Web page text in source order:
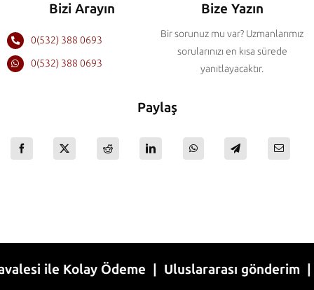
Bizi Arayın
0(532) 388 0693
0(532) 388 0693
Bize Yazın
Bir sorunuz mu var? Uzmanlarımız
sorularınızı en kısa sürede
yanıtlayacaktır.
Paylaş
Kolay Ödeme | Uluslararası gönderim | 1-